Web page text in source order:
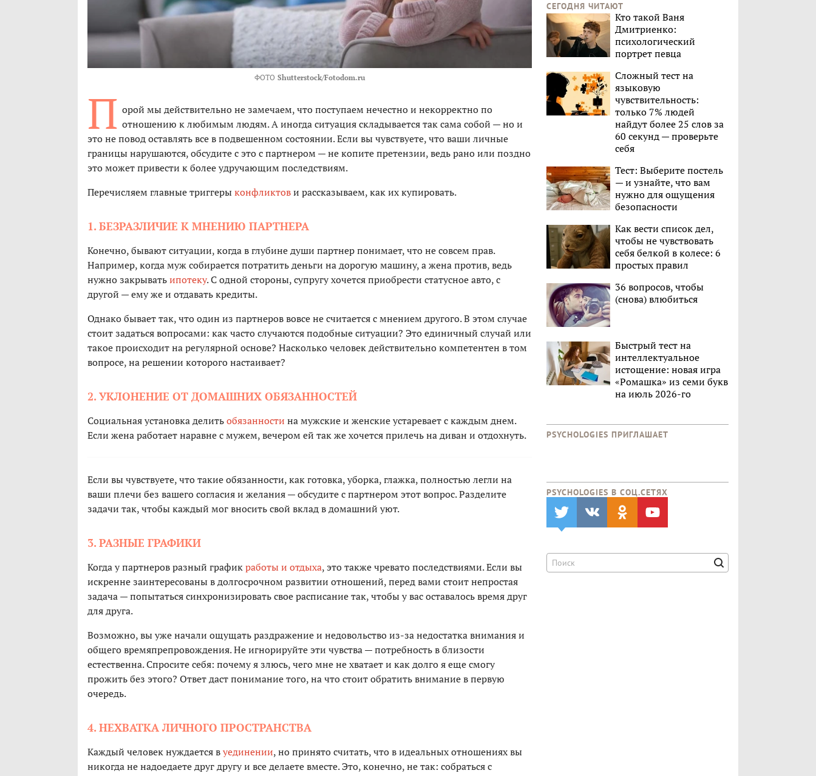
ФОТО Shutterstock/Fotodom.ru
П орой мы действительно не замечаем, что поступаем нечестно и некорректно по
отношению к любимым людям. А иногда ситуация складывается так сама собой — но и
это не повод оставлять все в подвешенном состоянии. Если вы чувствуете, что ваши личные
границы нарушаются, обсудите с это с партнером — не копите претензии, ведь рано или поздно
это может привести к более удручающим последствиям.
Перечисляем главные триггерыконфликтови рассказываем, как их купировать.
1. БЕЗРАЗЛИЧИЕ К МНЕНИЮ ПАРТНЕРА
Конечно, бывают ситуации, когда в глубине души партнер понимает, что не совсем прав.
Например, когда муж собирается потратить деньги на дорогую машину, а жена против, ведь
нужно закрыватьипотеку. С одной стороны, супругу хочется приобрести статусное авто, с
другой — ему же и отдавать кредиты.
Однако бывает так, что один из партнеров вовсе не считается с мнением другого. В этом случае
стоит задаться вопросами: как часто случаются подобные ситуации? Это единичный случай или
такое происходит на регулярной основе? Насколько человек действительно компетентен в том
вопросе, на решении которого настаивает?
2. УКЛОНЕНИЕ ОТ ДОМАШНИХ ОБЯЗАННОСТЕЙ
Социальная установка делитьобязанности на мужские и женские устаревает с каждым днем.
Если жена работает наравне с мужем, вечером ей так же хочется прилечь на диван и отдохнуть.
Если вы чувствуете, что такие обязанности, как готовка, уборка, глажка, полностью легли на
ваши плечи без вашего согласия и желания — обсудите с партнером этот вопрос. Разделите
задачи так, чтобы каждый мог вносить свой вклад в домашний уют.
3. РАЗНЫЕ ГРАФИКИ
Когда у партнеров разный графикработы и отдыха, это также чревато последствиями. Если вы
искренне заинтересованы в долгосрочном развитии отношений, перед вами стоит непростая
задача — попытаться синхронизировать свое расписание так, чтобы у вас оставалось время друг
для друга.
Возможно, вы уже начали ощущать раздражение и недовольство из-за недостатка внимания и
общего времяпрепровождения. Не игнорируйте эти чувства — потребность в близости
естественна. Спросите себя: почему я злюсь, чего мне не хватает и как долго я еще смогу
прожить без этого? Ответ даст понимание того, на что стоит обратить внимание в первую
очередь.
4. НЕХВАТКА ЛИЧНОГО ПРОСТРАНСТВА
Каждый человек нуждается вуединении, но принято считать, что в идеальных отношениях вы
никогда не надоедаете друг другу и все делаете вместе. Это, конечно, не так: собраться с
СЕГОДНЯ ЧИТАЮТ
Кто такой Ваня
Дмитриенко:
психологический
портрет певца
Сложный тест на
языковую
чувствительность:
только 7% людей
найдут более 25 слов за
60 секунд — проверьте
себя
Тест: Выберите постель
— и узнайте, что вам
нужно для ощущения
безопасности
Как вести список дел,
чтобы не чувствовать
себя белкой в колесе: 6
простых правил
36 вопросов, чтобы
(снова) влюбиться
Быстрый тест на
интеллектуальное
истощение: новая игра
«Ромашка» из семи букв
на июль 2026-го
PSYCHOLOGIES ПРИГЛАШАЕТ
PSYCHOLOGIES В CОЦ.СЕТЯХ